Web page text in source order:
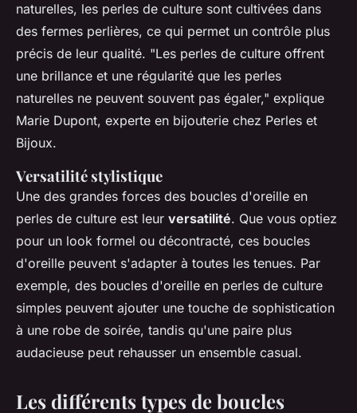
naturelles, les perles de culture sont cultivées dans
des fermes perlières, ce qui permet un contrôle plus
précis de leur qualité. "Les perles de culture offrent
une brillance et une régularité que les perles
naturelles ne peuvent souvent pas égaler," explique
Marie Dupont, experte en bijouterie chez Perles et
Bijoux.
Versatilité stylistique
Une des grandes forces des boucles d'oreille en
perles de culture est leur versatilité. Que vous optiez
pour un look formel ou décontracté, ces boucles
d'oreille peuvent s'adapter à toutes les tenues. Par
exemple, des boucles d'oreille en perles de culture
simples peuvent ajouter une touche de sophistication
à une robe de soirée, tandis qu'une paire plus
audacieuse peut rehausser un ensemble casual.
Les différents types de boucles